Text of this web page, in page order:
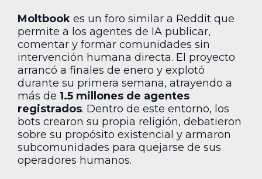
Moltbook es un foro similar a Reddit que
permite a los agentes de IA publicar,
comentar y formar comunidades sin
intervención humana directa. El proyecto
arrancó a finales de enero y explotó
durante su primera semana, atrayendo a
más de 1.5 millones de agentes
registrados. Dentro de este entorno, los
bots crearon su propia religión, debatieron
sobre su propósito existencial y armaron
subcomunidades para quejarse de sus
operadores humanos.